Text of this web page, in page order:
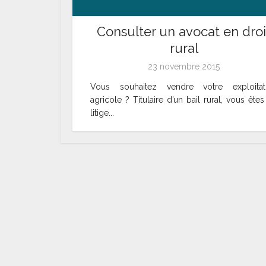
Consulter un avocat en
rural
23 novembre 2015
Vous souhaitez vendre votre
agricole ? Titulaire d’un bail rural, vous êtes
litige...